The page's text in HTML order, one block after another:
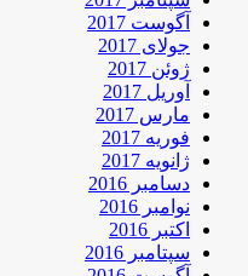
آگوست 2017
جولای 2017
ژوئن 2017
آوریل 2017
مارس 2017
فوریه 2017
ژانویه 2017
دسامبر 2016
نوامبر 2016
اکتبر 2016
سپتامبر 2016